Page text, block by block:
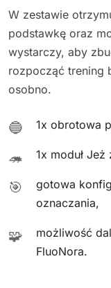
W zestawie
podstawkę oraz
wystarczy, aby
rozpocząć trening
osobno.
🔵 1x obrotowa
🦔 1x moduł
🎯
gotowa
oznaczania,
🧩
możliwość
FluoNora.